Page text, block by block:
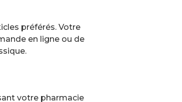
préférés. Votre
en ligne ou de
votre pharmacie